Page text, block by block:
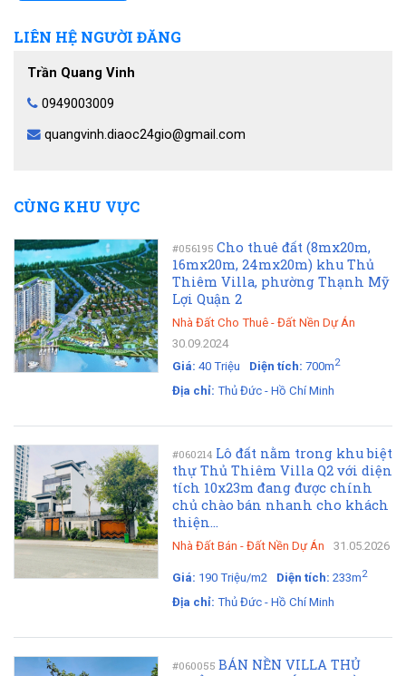
LIÊN HỆ NGƯỜI ĐĂNG
Trần Quang Vinh
0949003009
quangvinh.diaoc24gio@gmail.com
CÙNG KHU VỰC
#056195 Cho thuê đất (8mx20m,
16mx20m, 24mx20m) khu Thủ
Thiêm Villa, phường Thạnh Mỹ
Lợi Quận 2
Nhà Đất Cho Thuê - Đất Nền Dự Án
30.09.2024
Giá: 40 Triệu Diện tích: 700m2
Địa chỉ: Thủ Đức - Hồ Chí Minh
#060214 Lô đất nằm trong khu biệt
thự Thủ Thiêm Villa Q2 với diện
tích 10x23m đang được chính
chủ chào bán nhanh cho khách
thiện...
Nhà Đất Bán - Đất Nền Dự Án 31.05.2026
Giá: 190 Triệu/m2 Diện tích: 233m2
Địa chỉ: Thủ Đức - Hồ Chí Minh
#060055 BÁN NỀN VILLA THỦ